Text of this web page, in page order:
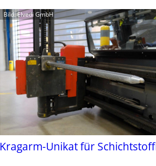
Bild: Elvedi GmbH
Kragarm-Unikat für